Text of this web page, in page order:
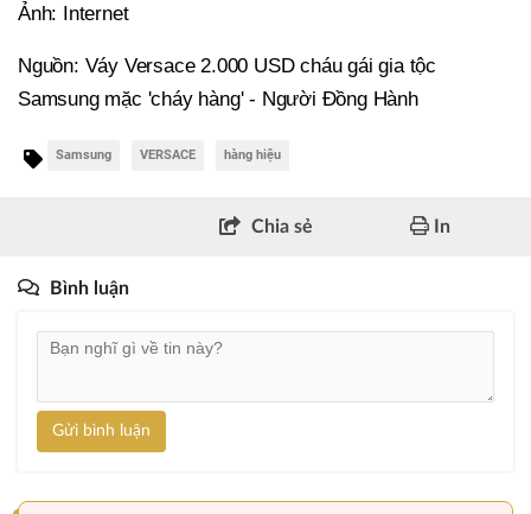
Ảnh: Internet
Nguồn: Váy Versace 2.000 USD cháu gái gia tộc
Samsung mặc 'cháy hàng' - Người Đồng Hành
Samsung VERSACE hàng hiệu
Chia sẻ In
Bình luận
Gửi bình luận